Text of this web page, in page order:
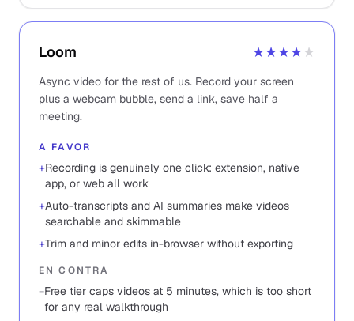
Loom ★★★★★
Async video for the rest of us. Record your screen
plus a webcam bubble, send a link, save half a
meeting.
A FAVOR
+Recording is genuinely one click: extension, native
app, or web all work
+Auto-transcripts and AI summaries make videos
searchable and skimmable
+Trim and minor edits in-browser without exporting
EN CONTRA
−Free tier caps videos at 5 minutes, which is too short
for any real walkthrough